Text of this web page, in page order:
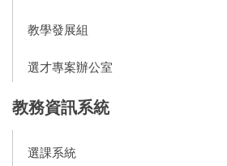
教學發展組
選才專案辦公室
教務資訊系統
選課系統